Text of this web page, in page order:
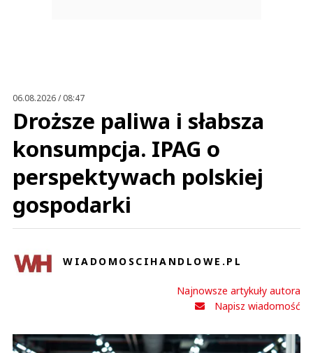
06.08.2026 / 08:47
Droższe paliwa i słabsza
konsumpcja. IPAG o
perspektywach polskiej
gospodarki
WIADOMOSCIHANDLOWE.PL
Najnowsze artykuły autora
Napisz wiadomość